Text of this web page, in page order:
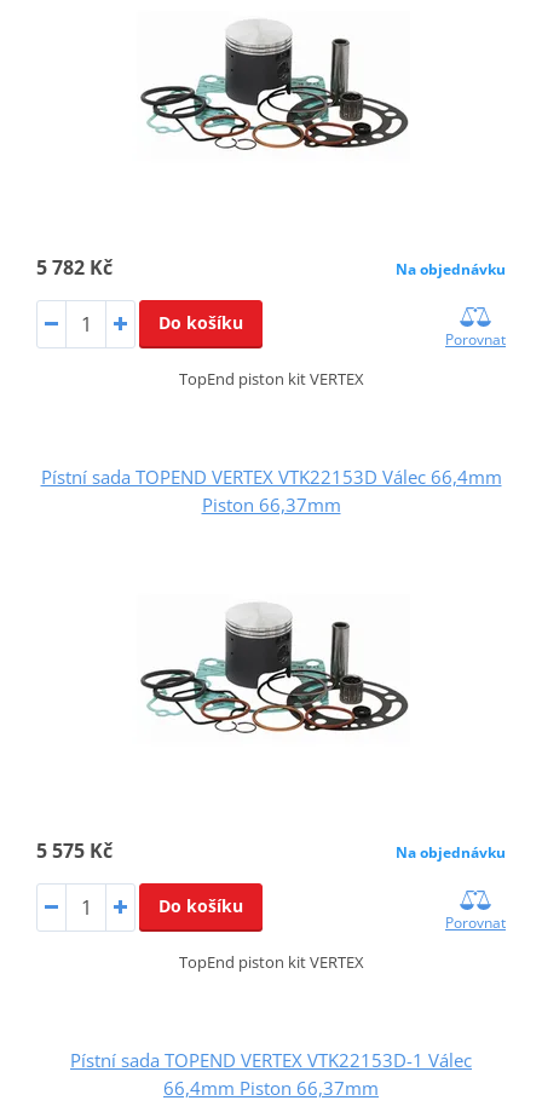
5 782 Kč Na objednávku
Do košíku
Porovnat
TopEnd piston kit VERTEX
Pístní sada TOPEND VERTEX VTK22153D Válec 66,4mm
Piston 66,37mm
5 575 Kč Na objednávku
Do košíku
Porovnat
TopEnd piston kit VERTEX
Pístní sada TOPEND VERTEX VTK22153D-1 Válec
66,4mm Piston 66,37mm